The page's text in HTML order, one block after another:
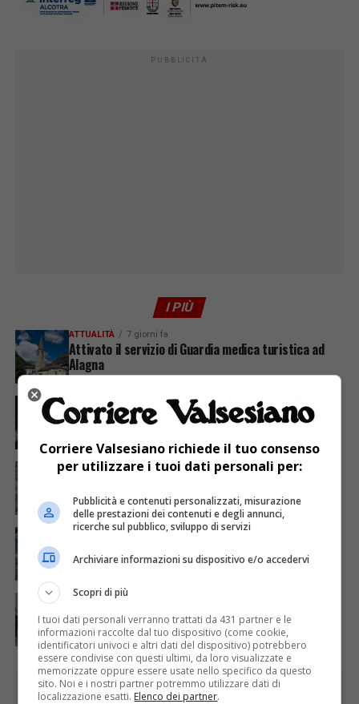
PUBBLICITÀ
I PIÙ
ATTUALITÀ 7 giorni fa
Attivato il servizio di Guardia medica turistica ad
Alagna
ATTUALITÀ 5 giorni fa
Sabato 8 agosto in piazza a Varallo Gran Galà Lirico
ATTUALITÀ 5 giorni fa
Siccità, Gattinara chiede il riconoscimento dello
stato di calamità naturale
ATTUALITÀ 5 giorni fa
ATTUALITÀ 4 giorni fa
Festa Walser delle genti valsesiane quinta edizione
PUBBLICITÀ
Corriere Valsesiano richiede il tuo consenso
per utilizzare i tuoi dati personali per:
Pubblicità e contenuti personalizzati, misurazione
delle prestazioni dei contenuti e degli annunci,
ricerche sul pubblico, sviluppo di servizi
Archiviare informazioni su dispositivo e/o accedervi
Scopri di più
I tuoi dati personali verranno trattati da 431 partner e le
informazioni raccolte dal tuo dispositivo (come cookie,
identificatori univoci e altri dati del dispositivo) potrebbero
essere condivise con questi ultimi, da loro visualizzate e
memorizzate oppure essere usate nello specifico da questo
sito. Noi e i nostri partner potremmo utilizzare dati di
localizzazione esatti. Elenco dei partner.